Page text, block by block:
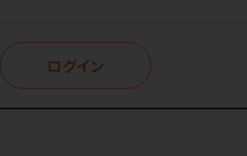
ログイン